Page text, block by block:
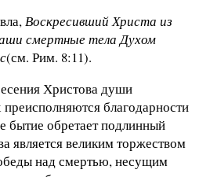
Воскресивший Христа из
смертные тела Духом
(см. Рим. 8:11).
Христова души
благодарности
бытие обретает подлинный
является великим торжеством
над смертью, несущим